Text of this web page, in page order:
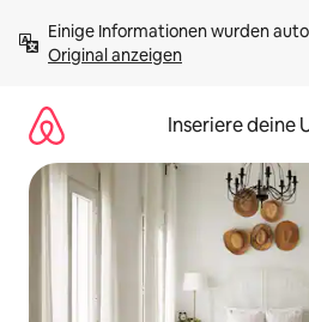
Inhalten
springenOriginal anzeigen
Inseriere deine